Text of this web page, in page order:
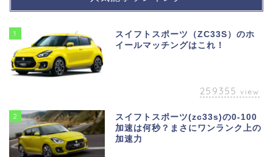
1
スイフトスポーツ（ZC33S）のホ
イールマッチングはこれ！
259355 view
2
スイフトスポーツ(zc33s)の0-100
加速は何秒？まさにワンランク上の
加速力